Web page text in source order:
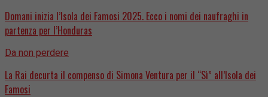
Domani inizia l’Isola dei Famosi 2025. Ecco i nomi dei naufraghi in
partenza per l’Honduras
Da non perdere
La Rai decurta il compenso di Simona Ventura per il “Sì” all’Isola dei
Famosi